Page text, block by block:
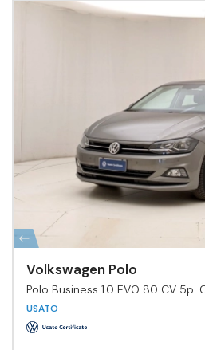
Volkswagen Polo
Polo Business 1.0 EVO 80 CV
Tech.
USATO